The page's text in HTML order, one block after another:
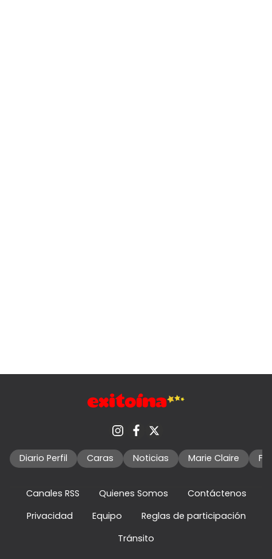
Diario Perfil Caras Noticias Marie Claire
Canales RSS Quienes Somos
Contáctenos
Privacidad
Equipo
Reglas de participación
Tránsito